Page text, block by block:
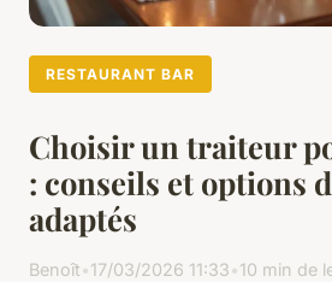
RESTAURANT BAR
Choisir un traiteur
: conseils et options
adaptés
Benoît•17/03/2026 11:33•10 min de